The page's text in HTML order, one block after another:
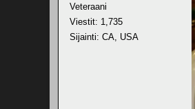
Veteraani
Viestit: 1,735
Sijainti: CA, USA